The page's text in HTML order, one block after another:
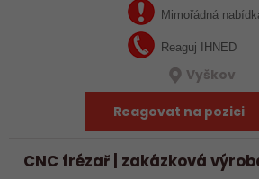
Mimořádná
Reaguj IHNED
Vyškov
Reagovat na pozici
CNC frézař | zakázková